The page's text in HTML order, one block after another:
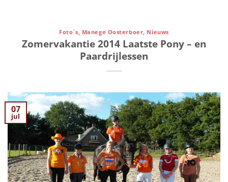
Foto`s Manege Oosterboer Nieuws
Zomervakantie 2014 Laatste Pony – en
Paardrijlessen
07
jul